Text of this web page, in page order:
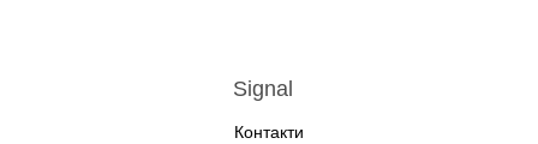
Signal
Контакти